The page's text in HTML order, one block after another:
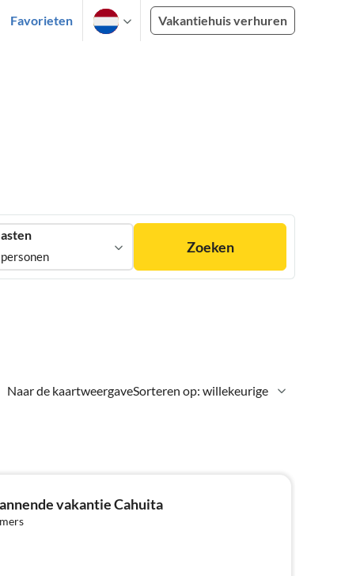
Favorieten Vakantiehuis verhuren
Zoeken
Naar de kaartweergaveSorteren op: willekeurige
vakantie Cahuita